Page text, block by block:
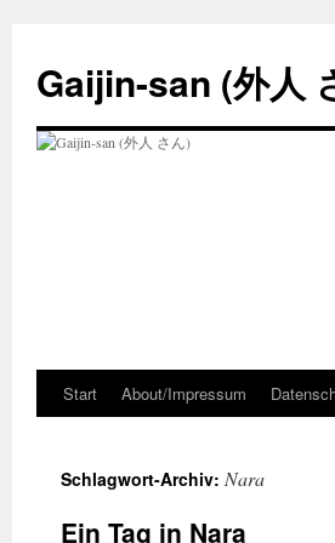
springen
Gaijin-san (外人
Start About/Impressum
Schlagwort-Archiv: Nara
Ein Tag in Nara